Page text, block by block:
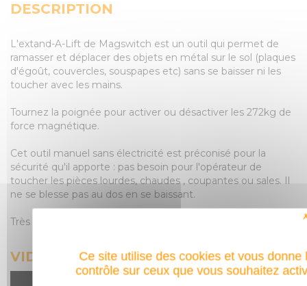
DESCRIPTION
L'extand-A-Lift de Magswitch est un outil qui permet de
ramasser et déplacer des objets en métal sur le sol (plaques
d'égoût, couvercles, souspapes etc) sans se baisser ni les
toucher avec les mains.
Tournez la poignée pour activer ou désactiver les 272kg de
force magnétique.
Cet outil manuel sans électricité est préconisé pour la
sécurité qu'il apporte : pas besoin pour l'opérateur de
toucher les pièces lourdes, chaudes , coupantes ou sales. Il
ne se blesse pas au dos en se baissant.
Très utile pour les villes et services publics.
VIDÉO DU PRODUIT
Ce site utilise des cookies et vous donne
contrôle sur ceux que vous souhaitez